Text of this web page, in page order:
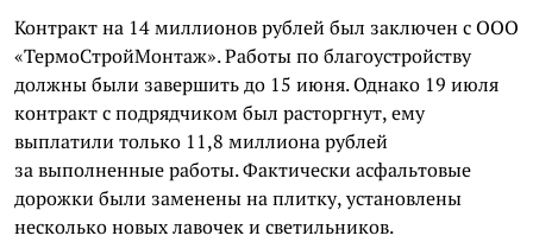
Контракт на 14 миллионов рублей был заключен с ООО
«ТермоСтройМонтаж». Работы по благоустройству
должны были завершить до 15 июня. Однако 19 июля
контракт с подрядчиком был расторгнут, ему
выплатили только 11,8 миллиона рублей
за выполненные работы. Фактически асфальтовые
дорожки были заменены на плитку, установлены
несколько новых лавочек и светильников.